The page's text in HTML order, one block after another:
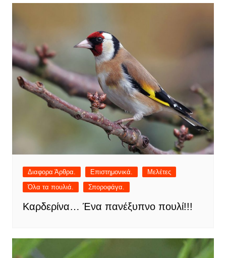
Διαφορα Άρθρα. Επιστημονικά.
Μελέτες
Όλα τα πουλιά.
Σποροφάγα.
Καρδερίνα… Ένα πανέξυπνο πουλί!!!